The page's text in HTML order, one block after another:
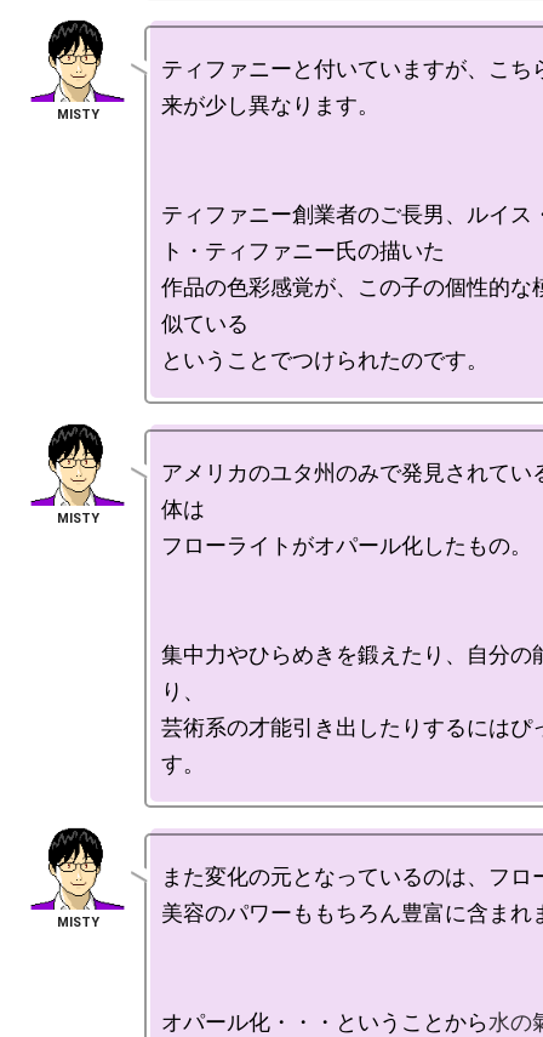
ティファニーと付いていますが、こち
来が少し異なります。
ティファニー創業者のご長男、ルイス
ト・ティファニー氏の描いた
作品の色彩感覚が、この子の個性的な
似ている
アメリカのユタ州のみで発見されてい
体は
フローライトがオパール化したもの。
集中力やひらめきを鍛えたり、自分の
り、
芸術系の才能引き出したりするにはぴ
また変化の元となっているのは、フロ
美容のパワーももちろん豊富に含まれ
オパール化・・・ということから水の